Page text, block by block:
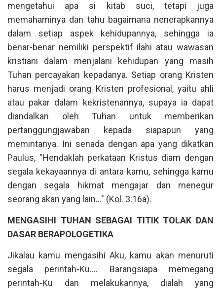
mengetahui apa si kitab suci, tetapi juga
memahaminya dan tahu bagaimana nenerapkannya
dalam setiap aspek kehidupannya, sehingga ia
benar-benar nemiliki perspektif ilahi atau wawasan
kristiani dalam menjalani kehidupan yang masih
Tuhan percayakan kepadanya. Setiap orang Kristen
harus menjadi orang Kristen profesional, yaitu ahli
atau pakar dalam kekristenannya, supaya ia dapat
diandalkan oleh Tuhan untuk memberikan
pertanggungjawaban kepada siapapun yang
memintanya. Ini senada dengan apa yang dikatkan
Paulus, "Hendaklah perkataan Kristus diam dengan
segala kekayaannya di antara kamu, sehingga kamu
dengan segala hikmat mengajar dan menegur
seorang akan yang lain..." (Kol. 3:16a).
MENGASIHI TUHAN SEBAGAI TITIK TOLAK DAN
DASAR BERAPOLOGETIKA
Jikalau kamu mengasihi Aku, kamu akan menuruti
segala perintah-Ku.... Barangsiapa memegang
perintah-Ku dan melakukannya, dialah yang